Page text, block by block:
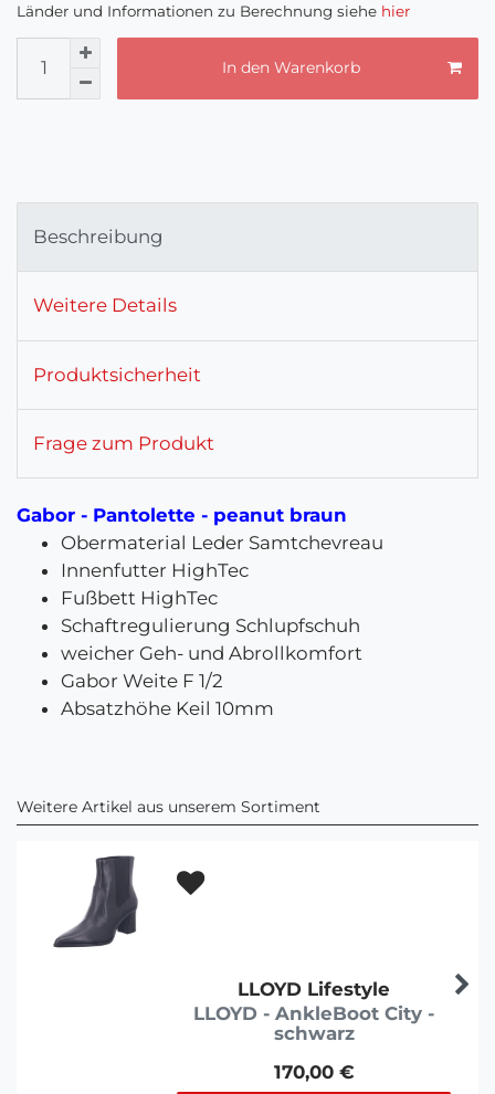
Länder und Informationen zu Berechnung siehe hier
In den Warenkorb
Beschreibung
Weitere Details
Produktsicherheit
Frage zum Produkt
Gabor - Pantolette - peanut braun
Obermaterial Leder Samtchevreau
Innenfutter HighTec
Fußbett HighTec
Schaftregulierung Schlupfschuh
weicher Geh- und Abrollkomfort
Gabor Weite F 1/2
Absatzhöhe Keil 10mm
Weitere Artikel aus unserem Sortiment
LLOYD Lifestyle
LLOYD - AnkleBoot City -
schwarz
170,00 €